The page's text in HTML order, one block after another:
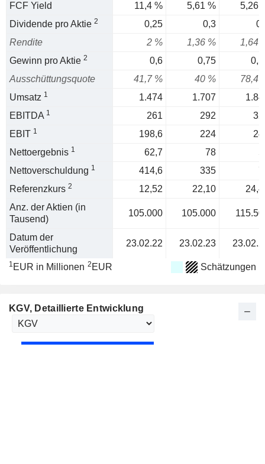
FCF Yield 11,4 % 5,61 %
5,26
Dividende pro Aktie 2 0,25 0,3
Rendite
2 % 1,36 %
1,64
Gewinn pro Aktie 2 0,6 0,75
Ausschüttungsquote
41,7 % 40 %
78,4
Umsatz 1 1.474 1.707
EBITDA 1 261 292
EBIT 1 198,6 224
Nettoergebnis 1 62,7 78
Nettoverschuldung 1 414,6 335
Referenzkurs 2 12,52 22,10
Anz. der Aktien (in
Tausend)
105.000 105.000
Datum der
Veröffentlichung
23.02.22 23.02.23
1 EUR in Millionen 2 EUR Schätzungen
KGV, Detaillierte Entwicklung